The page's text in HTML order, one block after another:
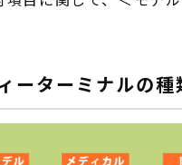
ーターミナルの種